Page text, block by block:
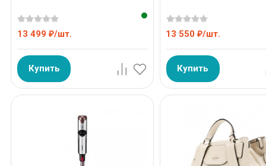
13 499 ₽/шт.
Купить
13 550 ₽/шт.
Купить